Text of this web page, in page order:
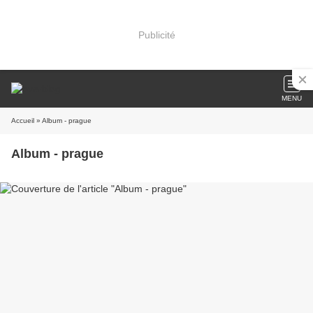
Publicité
MENU
Accueil » Album - prague
Album - prague